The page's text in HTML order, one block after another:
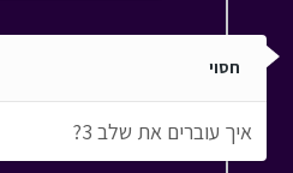
חסוי
איך עוברים את שלב 3?